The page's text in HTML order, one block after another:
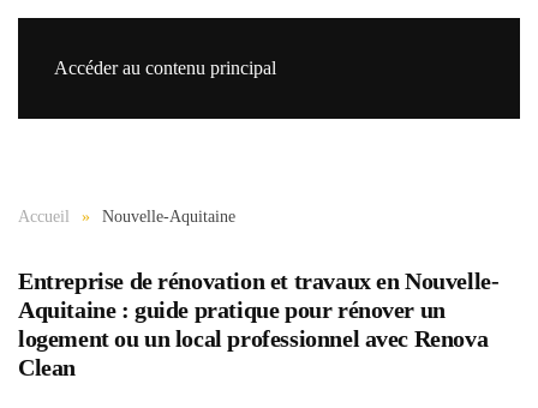
Accéder au contenu principal
Accueil Nouvelle-Aquitaine
Entreprise de rénovation et travaux en Nouvelle-
Aquitaine : guide pratique pour rénover un
logement ou un local professionnel avec Renova
Clean